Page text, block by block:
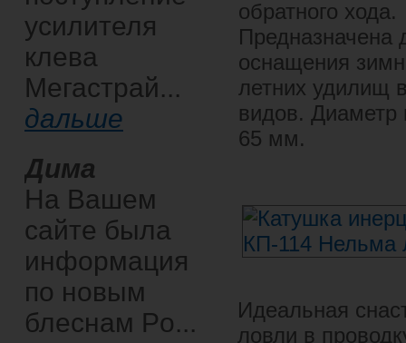
усилителя
клева
Мегастрай...
дальше
Дима
На Вашем
сайте была
информация
по новым
блеснам Po...
обратного хода.
Предназначена
оснащения
летних удилищ
видов. Диаметр
65 мм.
Идеальная
ловли в